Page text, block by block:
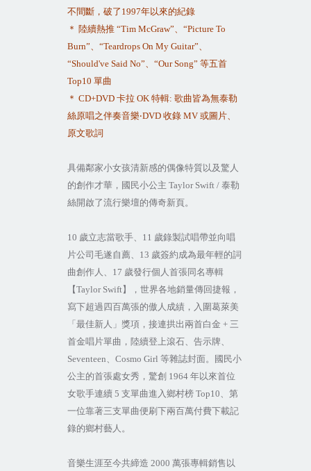
不間斷，破了 1997年以來的紀錄
＊ 陸續熱推 “Tim McGraw”、 “Picture To
Burn”、 “Teardrops On My Guitar”、
“Should've Said No”、 “Our Song” 等五首
Top10 單曲
＊ CD+DVD 卡拉 OK 特輯: 歌曲皆為無泰勒
絲原唱之伴奏音樂‧DVD 收錄 MV 或圖片、
原文歌詞
具備鄰家小女孩清新感的偶像特質以及驚人
的創作才華，國民小公主 Taylor Swift / 泰勒
絲開啟了流行樂壇的傳奇新頁。
10 歲立志當歌手、 11 歲錄製試唱帶並向唱
片公司毛遂自薦、 13 歲簽約成為最年輕的詞
曲創作人、 17 歲發行個人首張同名專輯
【Taylor Swift】，世界各地銷量傳回捷報，
寫下超過四百萬張的傲人成績，入圍葛萊美
「最佳新人」獎項，接連拱出兩首白金 + 三
首金唱片單曲，陸續登上滾石、告示牌、
Seventeen、 Cosmo Girl 等雜誌封面。國民小
公主的首張處女秀，驚創 1964 年以來首位
女歌手連續 5 支單曲進入鄉村榜 Top10、第
一位靠著三支單曲便刷下兩百萬付費下載記
錄的鄉村藝人。
音樂生涯至今共締造 2000 萬張專輯銷售以